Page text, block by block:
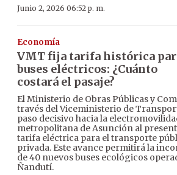
Junio 2, 2026 06:52 p. m.
Economía
VMT fija tarifa histórica
buses eléctricos: ¿Cuánto
costará el pasaje?
El Ministerio de Obras Públicas y
través del Viceministerio de
paso decisivo hacia la
metropolitana de Asunción al
tarifa eléctrica para el transporte
privada. Este avance permitirá la
de 40 nuevos buses ecológicos
Ñandutí.